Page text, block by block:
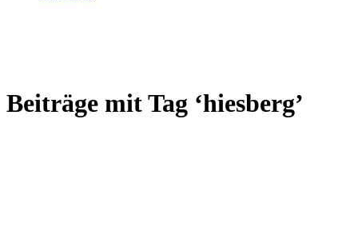
Beiträge mit Tag ‘hiesberg’